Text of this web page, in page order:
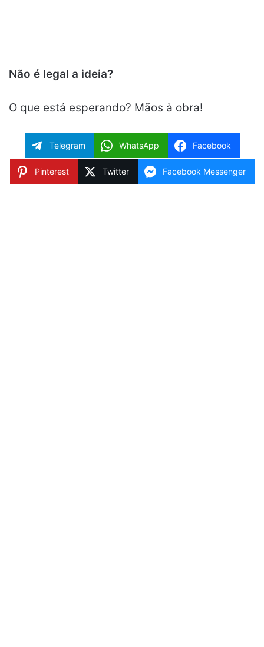
Não é legal a ideia?
O que está esperando? Mãos à obra!
Telegram WhatsApp Facebook
Pinterest Twitter Facebook Messenger